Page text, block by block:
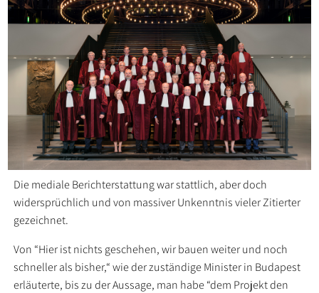
Die mediale Berichterstattung war stattlich, aber doch
widersprüchlich und von massiver Unkenntnis vieler Zitierter
gezeichnet.
Von “Hier ist nichts geschehen, wir bauen weiter und noch
schneller als bisher,“ wie der zuständige Minister in Budapest
erläuterte, bis zu der Aussage, man habe “dem Projekt den